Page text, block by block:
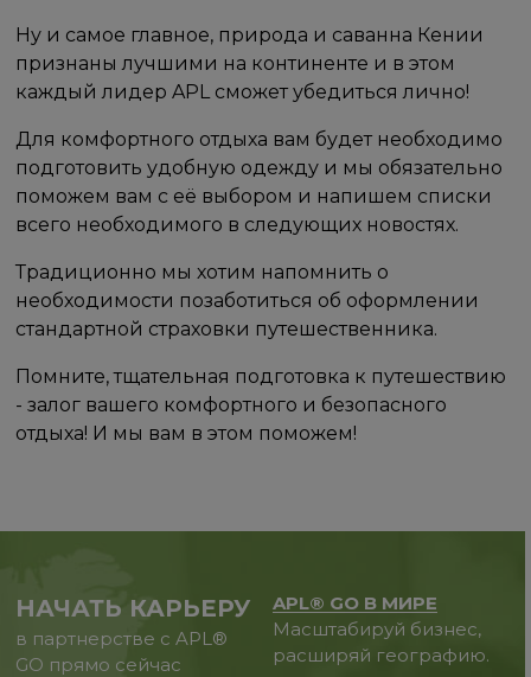
Ну и самое главное, природа и саванна Кении
признаны лучшими на континенте и в этом
каждый лидер APL сможет убедиться лично!
Для комфортного отдыха вам будет необходимо
подготовить удобную одежду и мы обязательно
поможем вам с её выбором и напишем списки
всего необходимого в следующих новостях.
Традиционно мы хотим напомнить о
необходимости позаботиться об оформлении
стандартной страховки путешественника.
Помните, тщательная подготовка к путешествию
- залог вашего комфортного и безопасного
отдыха! И мы вам в этом поможем!
НАЧАТЬ КАРЬЕРУ
в партнерстве с APL®
GO прямо сейчас
APL® GO В МИРЕ
Масштабируй бизнес,
расширяй географию.